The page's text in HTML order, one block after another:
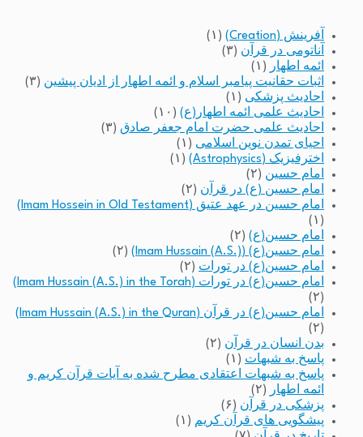
آفرینش (Creation)
(۱)
آناتومی در قرآن (۳)
ائمه اطهار
(۱)
اثبات حقانیت پیامبر اسلام و ائمه اطهار از ادیان پیشین (۳)
احادیث پزشکی (۱)
احادیث علمی ائمه اطهار(ع) (۱۰)
احادیث علمی حضرت امام جعفر صادق (۳)
احیای تمدن نوین اسلامی (۱)
اخترفیزیک (Astrophysics)
(۱)
امام حسین (۲)
امام حسین (ع) در قرآن (۲)
امام حسین در عهد عتیق (Imam Hossein in Old Testament)
(۱)
امام حسین(ع) (۲)
امام حسین(ع) (Imam Hussain (A.S.))
(۲)
امام حسین(ع) در تورات (۲)
امام حسین(ع) در تورات (Imam Hussain (A.S.) in the Torah)
(۲)
امام حسین(ع) در قرآن (Imam Hussain (A.S.) in the Quran)
(۲)
بدن انسان در قرآن (۲)
پاسخ به شبهات (۱)
پاسخ به شبهات اعتقادی مطرح شده به آیات قرآن کریم و
ائمه اطهار
(۲)
پزشکی در قرآن (۶)
پیشگویی های قرآن کریم (۱)